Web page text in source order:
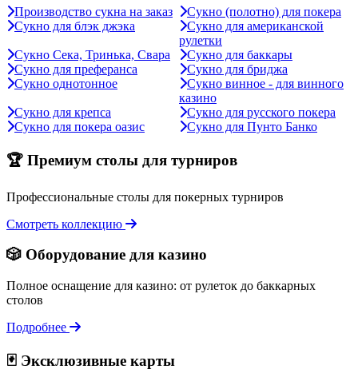
Производство сукна на заказ
Сукно (полотно) для покера
Сукно для блэк джэка
Сукно для американской
рулетки
Сукно Сека, Тринька, Свара
Сукно для баккары
Сукно для преферанса
Сукно для бриджа
Сукно однотонное
Сукно винное - для винного
казино
Сукно для крепса
Сукно для русского покера
Сукно для покера оазис
Сукно для Пунто Банко
🏆 Премиум столы для турниров
Профессиональные столы для покерных турниров
Смотреть коллекцию
🎲 Оборудование для казино
Полное оснащение для казино: от рулеток до баккарных
столов
Подробнее
🃏 Эксклюзивные карты